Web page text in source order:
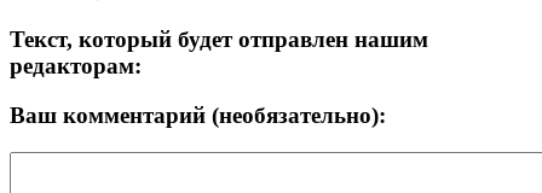
Текст, который будет отправлен нашим
редакторам:
Ваш комментарий (необязательно):